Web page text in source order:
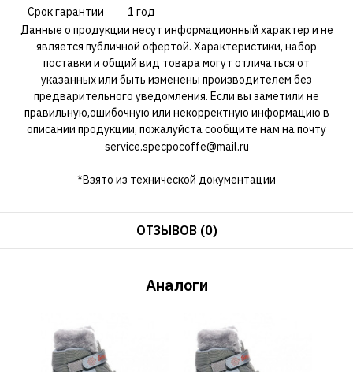
Срок гарантии
1 год
Данные о продукции несут информационный характер и не
является публичной офертой. Характеристики, набор
поставки и общий вид товара могут отличаться от
указанных или быть изменены производителем без
предварительного уведомления. Если вы заметили не
правильную,ошибочную или некорректную информацию в
описании продукции, пожалуйста сообщите нам на почту
service.specpocoffe@mail.ru
*Взято из технической документации
ОТЗЫВОВ (0)
Аналоги